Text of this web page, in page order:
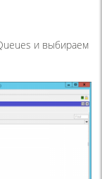
и выбираем